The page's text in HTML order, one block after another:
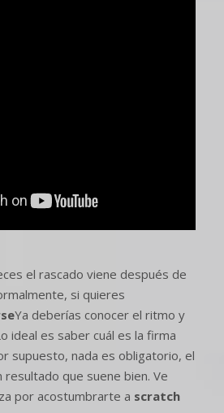
el rascado viene después de
si quieres
Ya deberías conocer el ritmo y
ideal es saber cuál es la firma
supuesto, nada es obligatorio, el
que suene bien. Ve
por acostumbrarte a scratch